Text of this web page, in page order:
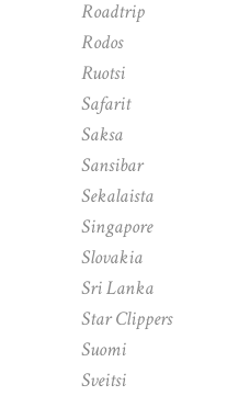
Roadtrip
Rodos
Ruotsi
Safarit
Saksa
Sansibar
Sekalaista
Singapore
Slovakia
Sri Lanka
Star Clippers
Suomi
Sveitsi